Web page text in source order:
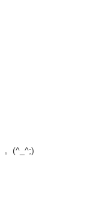
。(^_^;)